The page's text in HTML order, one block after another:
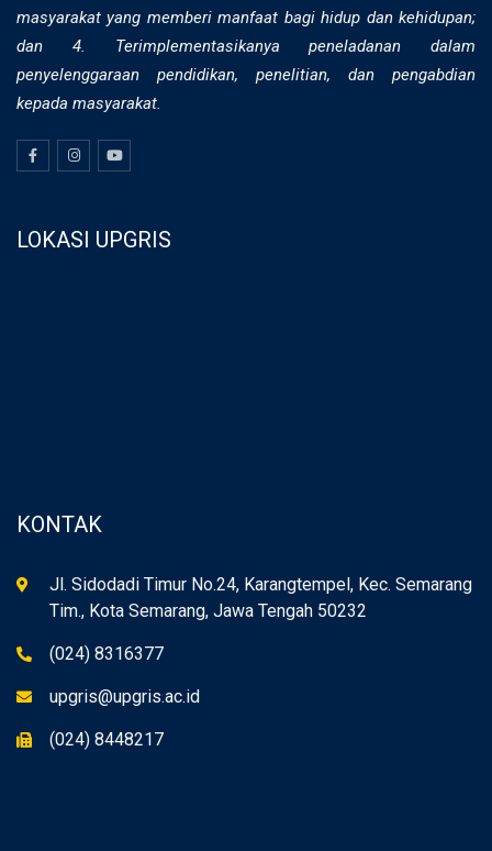
masyarakat yang memberi manfaat bagi hidup dan kehidupan;
dan 4. Terimplementasikanya peneladanan dalam
penyelenggaraan pendidikan, penelitian, dan pengabdian
kepada masyarakat.
LOKASI UPGRIS
KONTAK
Jl. Sidodadi Timur No.24, Karangtempel, Kec. Semarang
Tim., Kota Semarang, Jawa Tengah 50232
(024) 8316377
upgris@upgris.ac.id
(024) 8448217